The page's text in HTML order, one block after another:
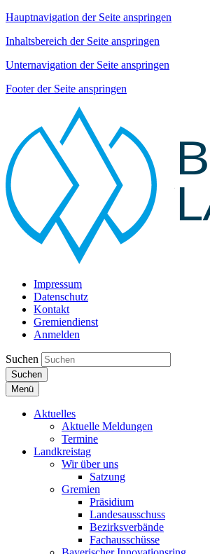
Hauptnavigation der Seite anspringen
Inhaltsbereich der Seite anspringen
Unternavigation der Seite anspringen
Footer der Seite anspringen
Impressum
Datenschutz
Kontakt
Gremiendienst
Anmelden
Suchen
Suchen
Menü
Aktuelles
Aktuelle Meldungen
Termine
Landkreistag
Wir über uns
Satzung
Gremien
Präsidium
Landesausschuss
Bezirksverbände
Fachausschüsse